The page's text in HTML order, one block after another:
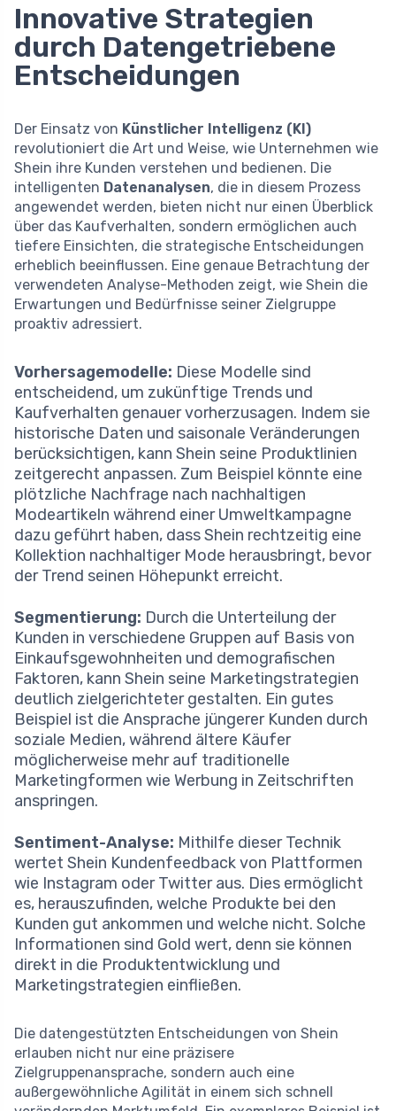
Innovative Strategien
durch Datengetriebene
Entscheidungen
Der Einsatz von Künstlicher Intelligenz (KI)
revolutioniert die Art und Weise, wie Unternehmen wie
Shein ihre Kunden verstehen und bedienen. Die
intelligenten Datenanalysen, die in diesem Prozess
angewendet werden, bieten nicht nur einen Überblick
über das Kaufverhalten, sondern ermöglichen auch
tiefere Einsichten, die strategische Entscheidungen
erheblich beeinflussen. Eine genaue Betrachtung der
verwendeten Analyse-Methoden zeigt, wie Shein die
Erwartungen und Bedürfnisse seiner Zielgruppe
proaktiv adressiert.
Vorhersagemodelle: Diese Modelle sind
entscheidend, um zukünftige Trends und
Kaufverhalten genauer vorherzusagen. Indem sie
historische Daten und saisonale Veränderungen
berücksichtigen, kann Shein seine Produktlinien
zeitgerecht anpassen. Zum Beispiel könnte eine
plötzliche Nachfrage nach nachhaltigen
Modeartikeln während einer Umweltkampagne
dazu geführt haben, dass Shein rechtzeitig eine
Kollektion nachhaltiger Mode herausbringt, bevor
der Trend seinen Höhepunkt erreicht.
Segmentierung: Durch die Unterteilung der
Kunden in verschiedene Gruppen auf Basis von
Einkaufsgewohnheiten und demografischen
Faktoren, kann Shein seine Marketingstrategien
deutlich zielgerichteter gestalten. Ein gutes
Beispiel ist die Ansprache jüngerer Kunden durch
soziale Medien, während ältere Käufer
möglicherweise mehr auf traditionelle
Marketingformen wie Werbung in Zeitschriften
anspringen.
Sentiment-Analyse: Mithilfe dieser Technik
wertet Shein Kundenfeedback von Plattformen
wie Instagram oder Twitter aus. Dies ermöglicht
es, herauszufinden, welche Produkte bei den
Kunden gut ankommen und welche nicht. Solche
Informationen sind Gold wert, denn sie können
direkt in die Produktentwicklung und
Marketingstrategien einfließen.
Die datengestützten Entscheidungen von Shein
erlauben nicht nur eine präzisere
Zielgruppenansprache, sondern auch eine
außergewöhnliche Agilität in einem sich schnell